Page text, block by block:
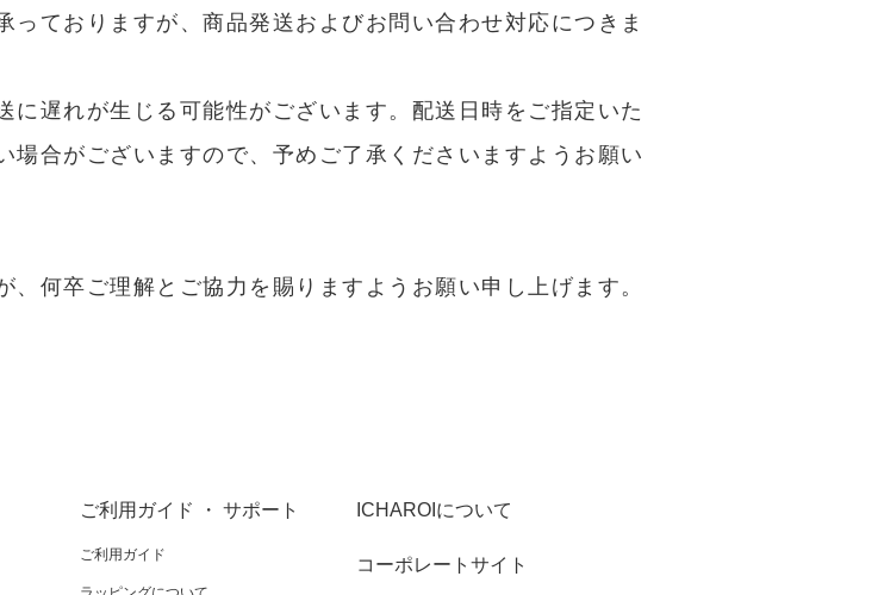
ておりますが、商品発送およびお問い合わせ対応につきま
に遅れが生じる可能性がございます。配送日時をご指定いた
合がございますので、予めご了承くださいますようお願い
何卒ご理解とご協力を賜りますようお願い申し上げます。
ご利用ガイド ・ サポート
ご利用ガイド
ICHAROIについて
コーポレートサイト